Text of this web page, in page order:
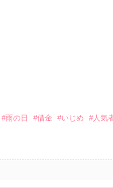
#雨の日 #借金 #いじめ #人気